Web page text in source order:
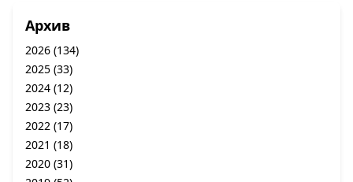
Архив
2026 (134)
2025 (33)
2024 (12)
2023 (23)
2022 (17)
2021 (18)
2020 (31)